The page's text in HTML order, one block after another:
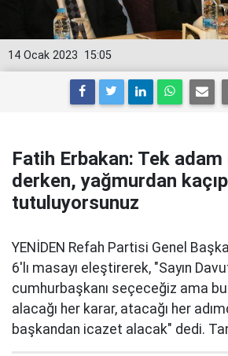
15:05
14 Ocak 2023
Fatih Erbakan: Tek
derken, yağmurdan
tutuluyorsunuz
YENİDEN Refah Partisi Genel
6'lı masayı eleştirerek, "Sayın
cumhurbaşkanı seçeceğiz ama
alacağı her karar, atacağı her
başkandan icazet alacak" dedi.